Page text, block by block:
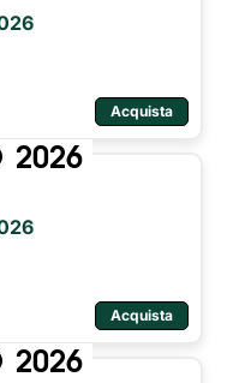
Acquista
2026
Acquista
2026